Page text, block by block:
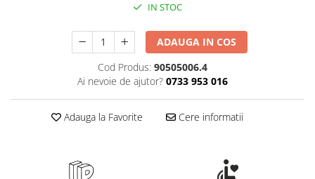
Tavite documente si suporturi
Foarfece pentru birou
Curatenie si igiena
Produse Antibacteriene
Articole pentru bucatarie
IN STOC
ADAUGA IN COS
Cod Produs: 90505006.4
Ai nevoie de ajutor? 0733 953 016
Adauga la Favorite Cere informatii